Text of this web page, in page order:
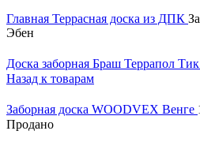
Главная Террасная доска из ДПК
Эбен
Доска заборная Браш Террапол
Назад к товарам
Заборная доска WOODVEX Венге
Продано